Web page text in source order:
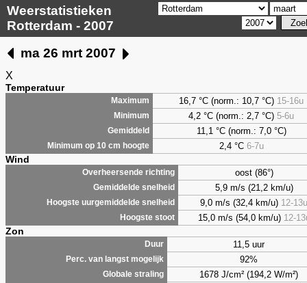
Weerstatistieken
Rotterdam - 2007
ma 26 mrt 2007
X
Temperatuur
Maximum 16,7 °C (norm.: 10,7 °C) 15-16u
Minimum 4,2 °C (norm.: 2,7 °C) 5-6u
Gemiddeld 11,1 °C (norm.: 7,0 °C)
Minimum op 10 cm hoogte 2,4°C 6-7u
Wind
Overheersende richting oost (86°)
Gemiddelde snelheid 5,9 m/s (21,2 km/u)
Hoogste uurgemiddelde snelheid 9,0 m/s (32,4 km/u) 12-13u
Hoogste stoot 15,0 m/s (54,0 km/u) 12-
Zon
Duur 11,5 uur
Perc. van langst mogelijk 92%
Globale straling 1678 J/cm² (194,2 W/m²)